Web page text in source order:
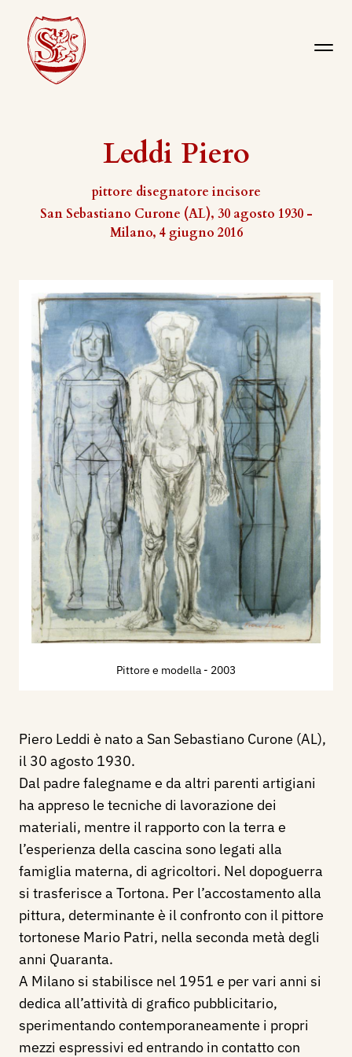
Leddi Piero
pittore disegnatore incisore
San Sebastiano Curone (AL), 30 agosto 1930 -
Milano, 4 giugno 2016
Pittore e modella - 2003
Piero Leddi è nato a San Sebastiano Curone (AL),
il 30 agosto 1930.
Dal padre falegname e da altri parenti artigiani
ha appreso le tecniche di lavorazione dei
materiali, mentre il rapporto con la terra e
l’esperienza della cascina sono legati alla
famiglia materna, di agricoltori. Nel dopoguerra
si trasferisce a Tortona. Per l’accostamento alla
pittura, determinante è il confronto con il pittore
tortonese Mario Patri, nella seconda metà degli
anni Quaranta.
A Milano si stabilisce nel 1951 e per vari anni si
dedica all’attività di grafico pubblicitario,
sperimen­tando contemporaneamente i propri
mezzi espressivi ed entrando in contatto con